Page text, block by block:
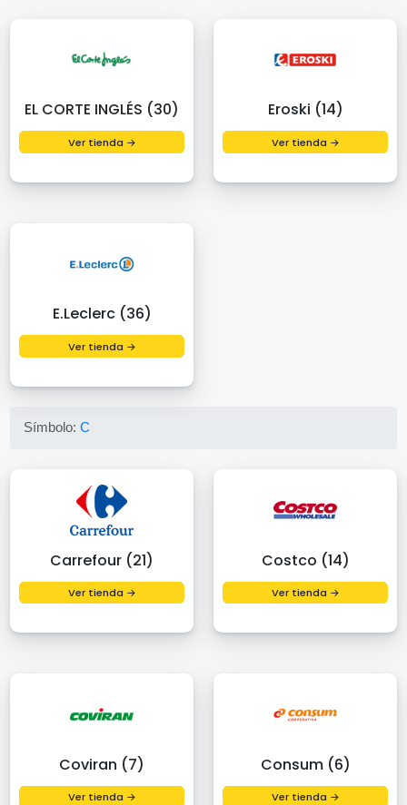
EL CORTE INGLÉS (30)
Ver tienda →
Eroski (14)
Ver tienda →
E.Leclerc (36)
Ver tienda →
Símbolo:C
Carrefour (21)
Ver tienda →
Costco (14)
Ver tienda →
Coviran (7)
Ver tienda →
Consum (6)
Ver tienda →